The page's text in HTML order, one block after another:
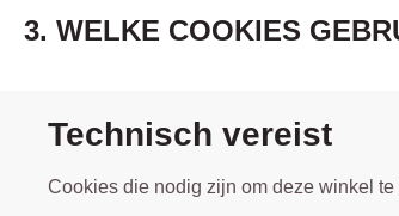
3. WELKE COOKIES
Technisch vereist
Cookies die nodig zijn om deze winkel te